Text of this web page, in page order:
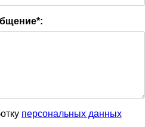
*:
персональныx данных